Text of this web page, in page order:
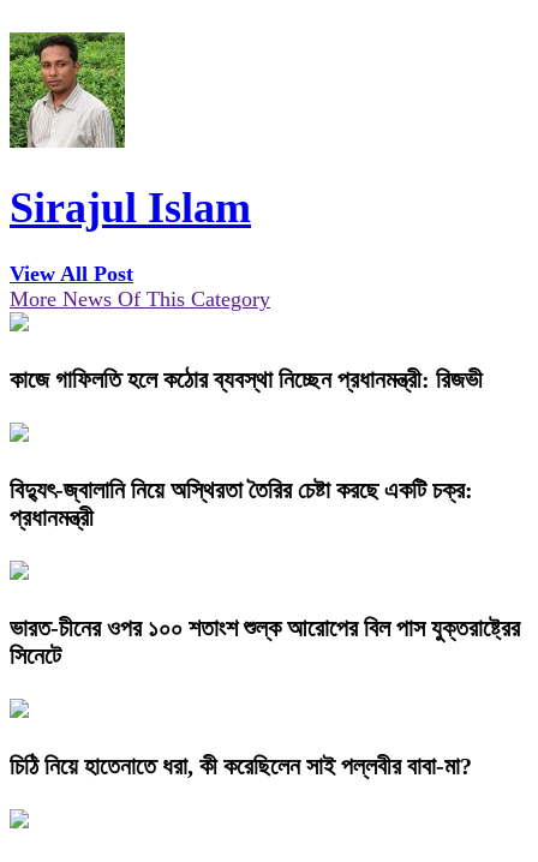
Sirajul Islam
View All Post
More News Of This Category
কাজে গাফিলতি হলে কঠোর ব্যবস্থা নিচ্ছেন প্রধানমন্ত্রী: রিজভী
বিদ্যুৎ-জ্বালানি নিয়ে অস্থিরতা তৈরির চেষ্টা করছে একটি চক্র:
প্রধানমন্ত্রী
ভারত-চীনের ওপর ১০০ শতাংশ শুল্ক আরোপের বিল পাস যুক্তরাষ্ট্রের
সিনেটে
চিঠি নিয়ে হাতেনাতে ধরা, কী করেছিলেন সাই পল্লবীর বাবা-মা?